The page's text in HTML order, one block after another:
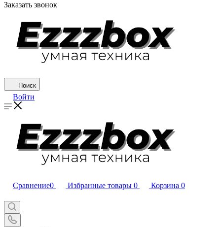
Заказать звонок
Поиск
Войти
Сравнение0 Избранные товары 0 Корзина 0